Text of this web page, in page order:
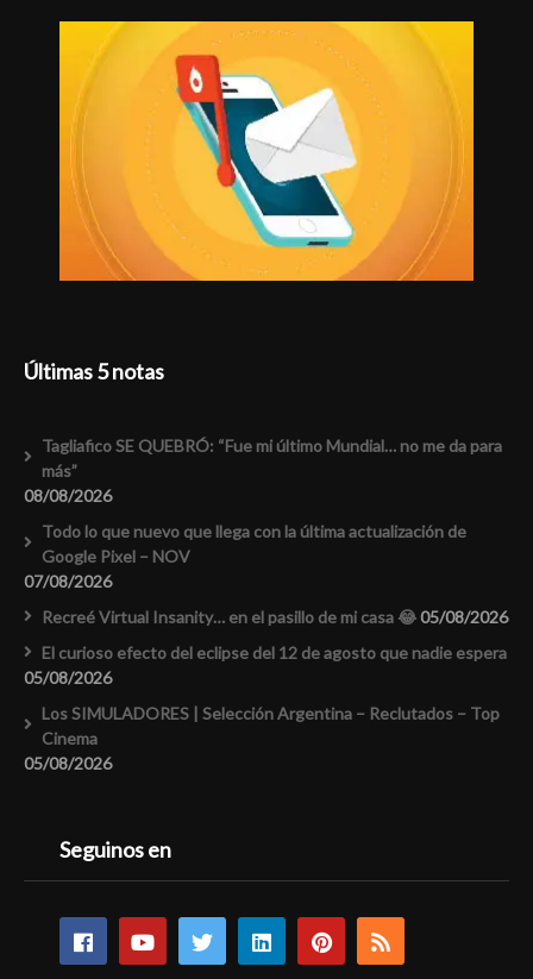
Últimas 5 notas
Tagliafico SE QUEBRÓ: “Fue mi último Mundial… no me da para
más”
08/08/2026
Todo lo que nuevo que llega con la última actualización de
Google Pixel – NOV
07/08/2026
Recreé Virtual Insanity… en el pasillo de mi casa 😂05/08/2026
El curioso efecto del eclipse del 12 de agosto que nadie espera
05/08/2026
Los SIMULADORES | Selección Argentina – Reclutados – Top
Cinema
05/08/2026
Seguinos en